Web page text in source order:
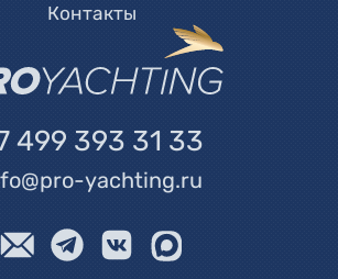
Контакты
499 393 31 33
yachting.ru